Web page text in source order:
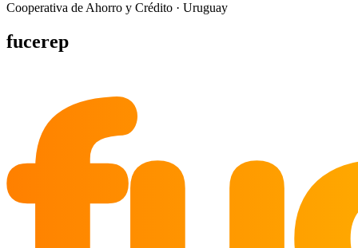
Cooperativa de Ahorro y Crédito · Uruguay
fucerep